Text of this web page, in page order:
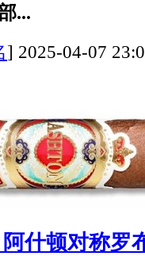
...
] 2025-04-07
什顿对称罗